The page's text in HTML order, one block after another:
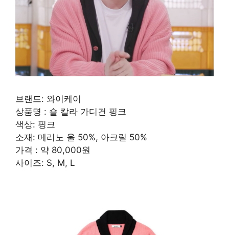
브랜드: 와이케이
상품명 : 숄 칼라 가디건 핑크
색상: 핑크
소재: 메리노 울 50%, 아크릴 50%
가격 : 약 80,000원
사이즈: S, M, L